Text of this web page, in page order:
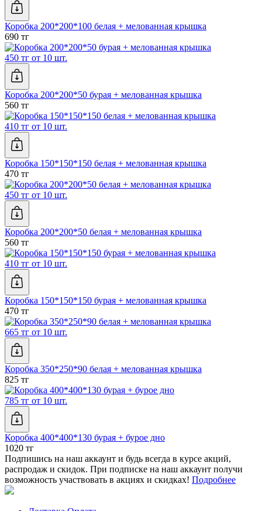
Коробка 200*200*100 белая + мелованная крышка
690 тг
450 тг от 10 шт.
Коробка 200*200*50 бурая + мелованная крышка
560 тг
410 тг от 10 шт.
Коробка 150*150*150 белая + мелованная крышка
470 тг
450 тг от 10 шт.
Коробка 200*200*50 белая + мелованная крышка
560 тг
410 тг от 10 шт.
Коробка 150*150*150 бурая + мелованная крышка
470 тг
665 тг от 10 шт.
Коробка 350*250*90 белая + мелованная крышка
825 тг
785 тг от 10 шт.
Коробка 400*400*130 бурая + бурое дно
1020 тг
Подпишись на наш аккаунт и будь всегда в курсе акций,
распродаж и скидок. При подписке на наш аккаунт получи
возможность участвовать в акциях и скидках! Подробнее